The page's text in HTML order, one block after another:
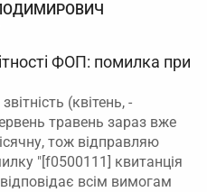
ФОП: помилка при
(квітень, -
травень зараз вже
тож відправляю
"[f0500111] квитанція
всім вимогам